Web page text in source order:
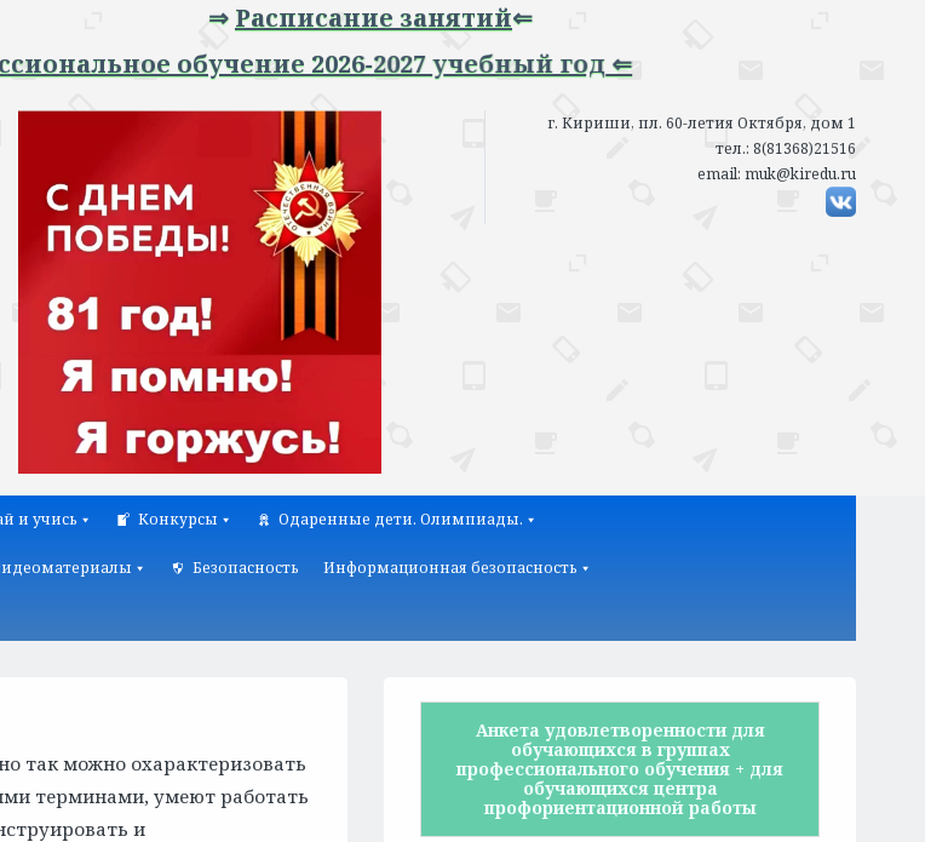
Расписание занятий⇐
обучение 2026-2027 учебный год ⇐
г. Кириши, пл. 60-летия Октября, дом 1
тел.: 8(81368)21516
email: muk@kiredu.ru
и учись Конкурсы Одаренные дети. Олимпиады.
Безопасность Информационная безопасность
так можно охарактеризовать
терминами, умеют работать
и
Анкета удовлетворенности для
обучающихся в группах
профессионального обучения + для
обучающихся центра
профориентационной работы